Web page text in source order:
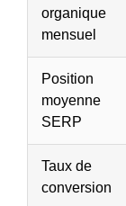
organique
mensuel
Position
moyenne
SERP
Taux de
conversion